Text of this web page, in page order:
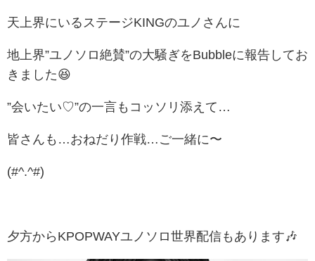
天上界にいるステージKINGのユノさんに
地上界”ユノソロ絶賛”の大騒ぎをBubbleに報告してお
きました😆
”会いたい♡”の一言もコッソリ添えて…
皆さんも…おねだり作戦…ご一緒に〜
(#^.^#)
夕方からKPOPWAYユノソロ世界配信もあります🎶